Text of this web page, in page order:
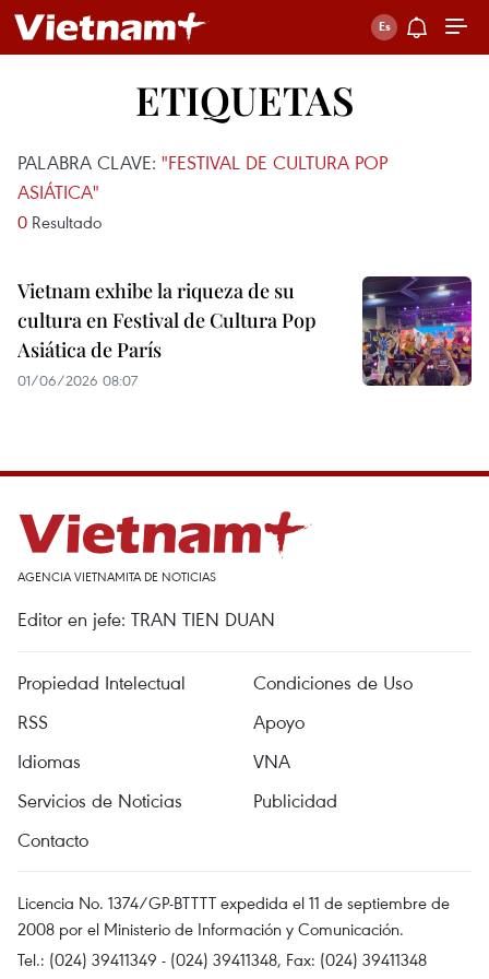
ETIQUETAS
PALABRA CLAVE: "FESTIVAL DE CULTURA POP
ASIÁTICA"
0 Resultado
Vietnam exhibe la riqueza de su
cultura en Festival de Cultura Pop
Asiática de París
01/06/2026 08:07
AGENCIA VIETNAMITA DE NOTICIAS
Editor en jefe: TRAN TIEN DUAN
Propiedad Intelectual
Condiciones de Uso
RSS
Apoyo
Idiomas
VNA
Servicios de Noticias
Publicidad
Contacto
Licencia No. 1374/GP-BTTTT expedida el 11 de septiembre de
2008 por el Ministerio de Información y Comunicación.
Tel.: (024) 39411349 - (024) 39411348, Fax: (024) 39411348